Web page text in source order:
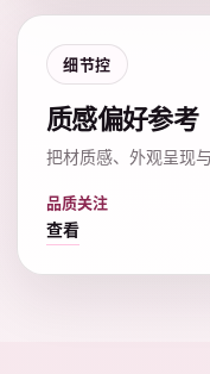
细节控
质感偏好参考
把材质感、外观呈现
品质关注
查看